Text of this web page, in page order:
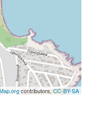
contributors,CC-BY-SA